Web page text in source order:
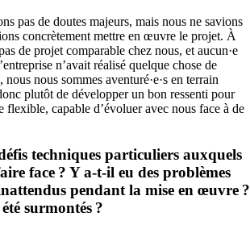
pas de doutes majeurs, mais nous ne savions
concrètement mettre en œuvre le projet. À
de projet comparable chez nous, et aucun·e
n’avait réalisé quelque chose de
nous sommes aventuré·e·s en terrain
plutôt de développer un bon ressenti pour
flexible, capable d’évoluer avec nous face à de
techniques particuliers auxquels
face ? Y a-t-il eu des problèmes
pendant la mise en œuvre ?
surmontés ?